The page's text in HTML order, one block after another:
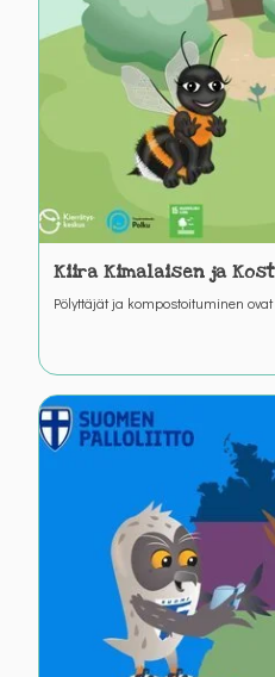
Kiira Kimalaisen ja
Kompostimadon
Pölyttäjät ja kompostoituminen